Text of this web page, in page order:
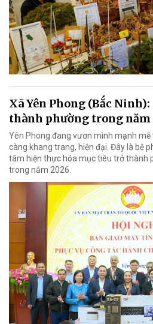
Xã Yên Phong (Bắc
thành phường trong năm
Yên Phong đang vươn mình mạnh
càng khang trang, hiện đại. Đây là bệ
tâm hiện thực hóa mục tiêu trở thành
trong năm 2026.